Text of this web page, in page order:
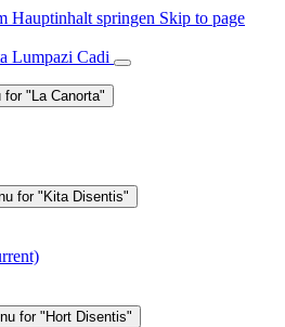
Hauptinhalt springen Skip to page
for "La Canorta"
for "Kita Disentis"
for "Hort Disentis"